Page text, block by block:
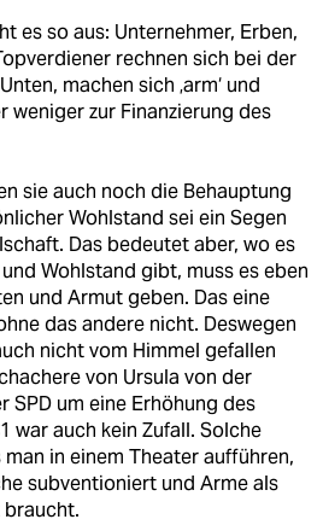
es so aus: Unternehmer, Erben,
rechnen sich bei der
machen sich ‚arm‘ und
weniger zur Finanzierung des
sie auch noch die Behauptung
Wohlstand sei ein Segen
Das bedeutet aber, wo es
Wohlstand gibt, muss es eben
und Armut geben. Das eine
das andere nicht. Deswegen
nicht vom Himmel gefallen
von Ursula von der
SPD um eine Erhöhung des
war auch kein Zufall. Solche
in einem Theater aufführen,
subventioniert und Arme als